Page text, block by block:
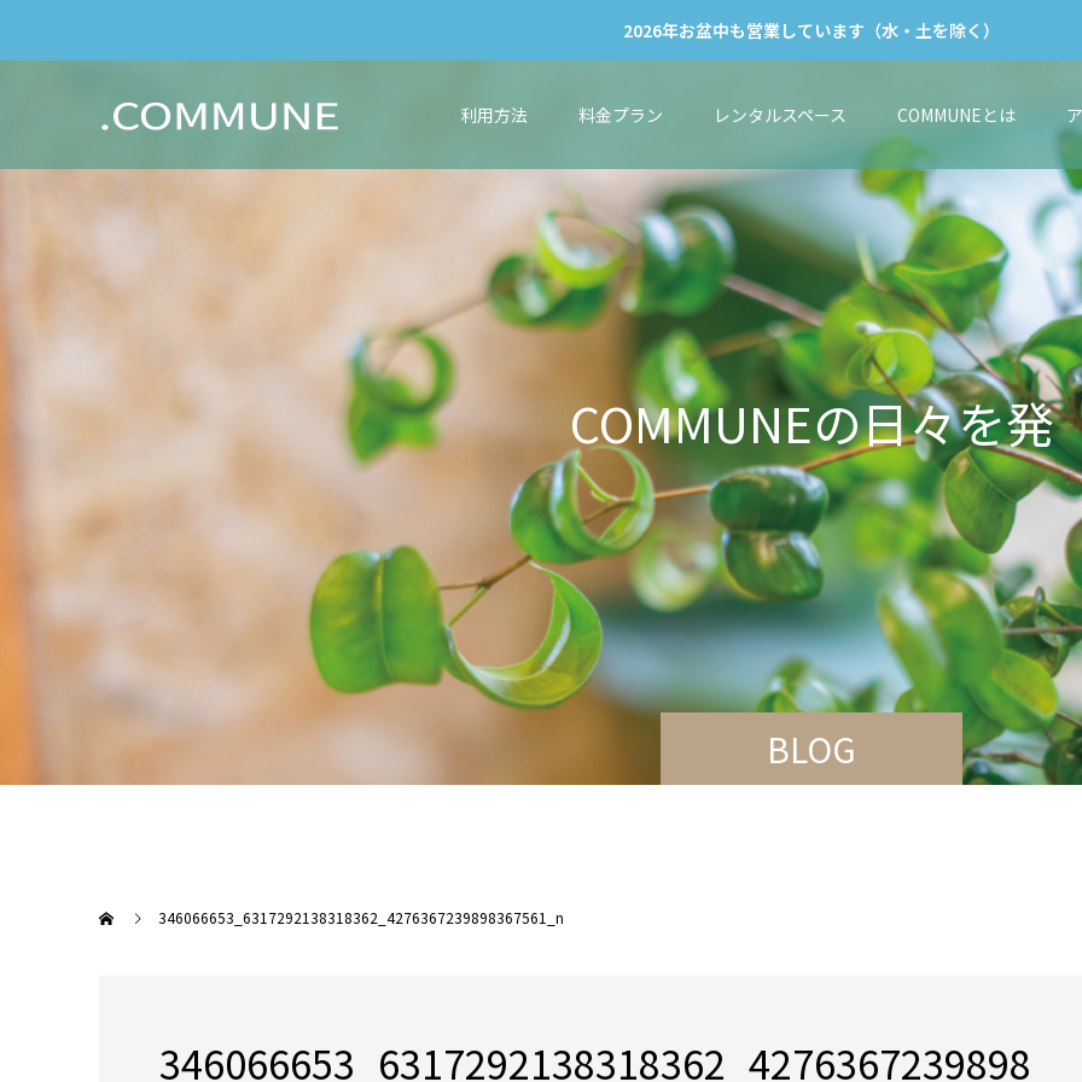
2026年お盆中も営業しています（水・土を除く）
利用方法 料金プラン レンタルスペース COMMUNEとは
BLOG
COMM UNEの日々を発信してい
346066653_6317292138318362_4276367239898367561_n
346066653_6317292138318362_4276367239898